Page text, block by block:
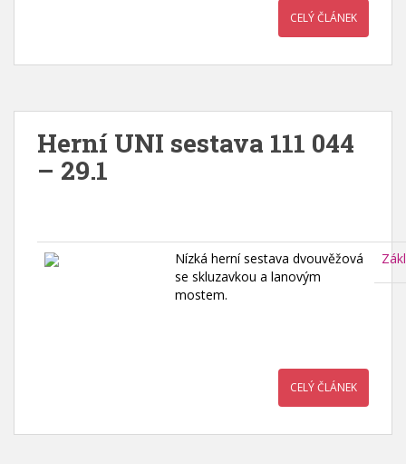
CELÝ ČLÁNEK
Herní UNI sestava 111 044
– 29.1
Nízká herní sestava dvouvěžová
se skluzavkou a lanovým
mostem.
CELÝ ČLÁNEK